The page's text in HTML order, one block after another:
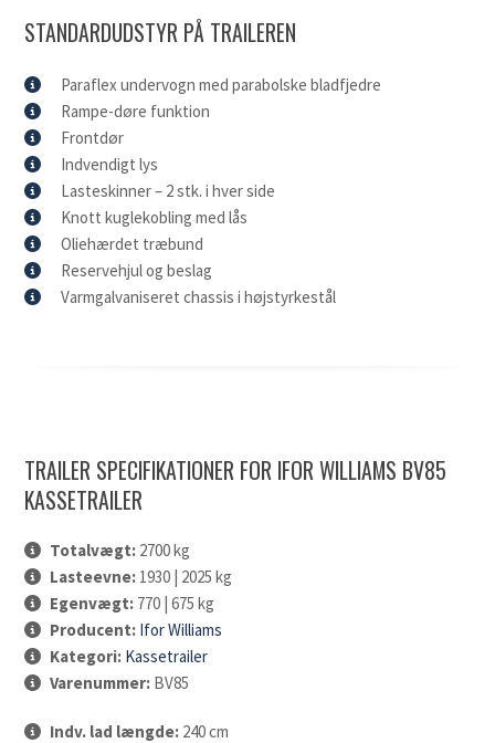
STANDARDUDSTYR PÅ TRAILEREN
Paraflex undervogn med parabolske bladfjedre
Rampe-døre funktion
Frontdør
Indvendigt lys
Lasteskinner – 2 stk. i hver side
Knott kuglekobling med lås
Oliehærdet træbund
Reservehjul og beslag
Varmgalvaniseret chassis i højstyrkestål
TRAILER SPECIFIKATIONER FOR IFOR WILLIAMS BV85
KASSETRAILER
Totalvægt: 2700 kg
Lasteevne: 1930 | 2025 kg
Egenvægt: 770 | 675 kg
Producent: Ifor Williams
Kategori: Kassetrailer
Varenummer: BV85
Indv. lad længde: 240 cm